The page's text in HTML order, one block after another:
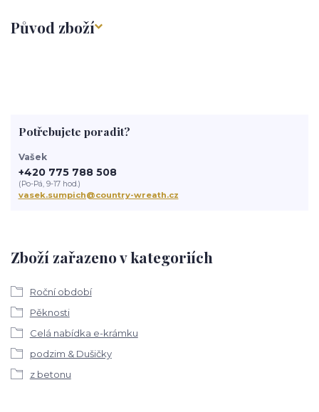
Původ zboží
Zboží zařazeno v kategoriích
Roční období
Pěknosti
Celá nabídka e-krámku
podzim & Dušičky
z betonu
Potřebujete poradit?
Vašek
+420 775 788 508
(Po-Pá, 9-17 hod.)
vasek.sumpich@country-wreath.cz